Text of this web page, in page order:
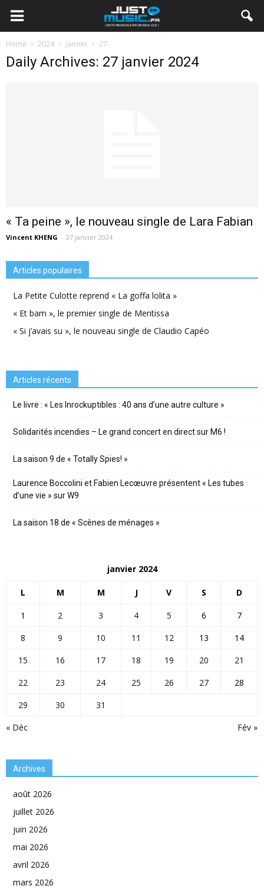
Home 2024 janvier 27
Daily Archives: 27 janvier 2024
« Ta peine », le nouveau single de Lara Fabian
Vincent KHENG - 27 janvier 2024
Articles populaires
La Petite Culotte reprend « La goffa lolita »
« Et bam », le premier single de Mentissa
« Si j’avais su », le nouveau single de Claudio Capéo
Articles récents
Le livre : « Les Inrockuptibles : 40 ans d’une autre culture »
Solidarités incendies – Le grand concert en direct sur M6 !
La saison 9 de « Totally Spies! »
Laurence Boccolini et Fabien Lecœuvre présentent « Les tubes
d’une vie » sur W9
La saison 18 de « Scènes de ménages »
janvier 2024
L M M J V S D
« Déc Fév »
1 2 3 4 5 6
7
8
9 10 11 12 13
14
15
16 17 18 19 20
21
22
23 24 25 26 27
28
29
30 31
Archives
août 2026
juillet 2026
juin 2026
mai 2026
avril 2026
mars 2026